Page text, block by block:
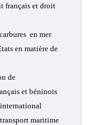
français et droit
en mer
en matière de
de
et béninois
maritime